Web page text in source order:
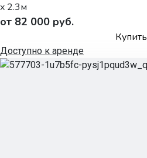
x 2.3м
от 82 000 руб.
Купить
Доступно к аренде